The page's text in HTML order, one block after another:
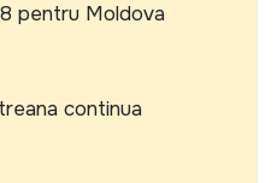
pentru Moldova
continua